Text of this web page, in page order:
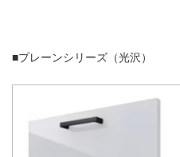
■プレーンシリーズ（光沢）